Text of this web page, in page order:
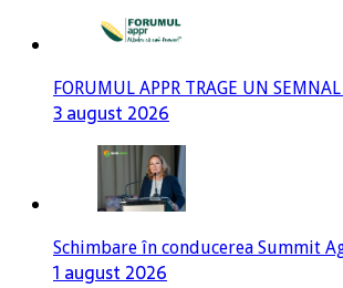
FORUMUL APPR TRAGE UN
3 august 2026
Schimbare în conducerea Summit
1 august 2026